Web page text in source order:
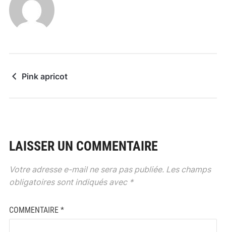
Pink apricot
LAISSER UN COMMENTAIRE
Votre adresse e-mail ne sera pas publiée. Les champs
obligatoires sont indiqués avec *
COMMENTAIRE *